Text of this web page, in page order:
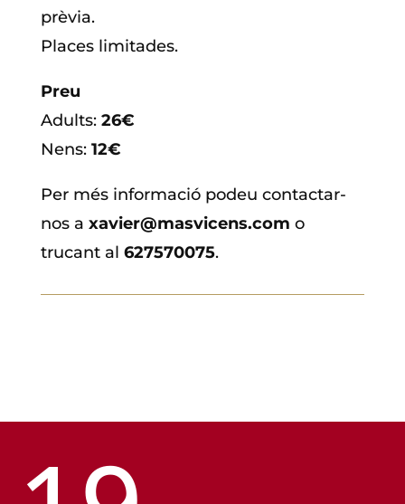
prèvia.
Places limitades.
Preu
Adults: 26€
Nens: 12€
Per més informació podeu contactar-
nos a xavier@masvicens.com o
trucant al 627570075.